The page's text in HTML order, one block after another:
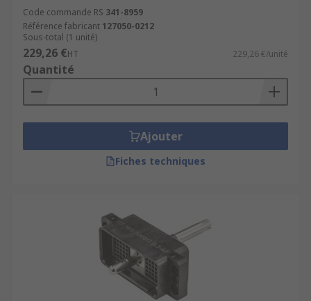
Code commande RS 341-8959
Référence fabricant 127050-0212
Sous-total (1 unité)
229,26 €HT 229,26 €/unité
Quantité
Ajouter
Fiches techniques